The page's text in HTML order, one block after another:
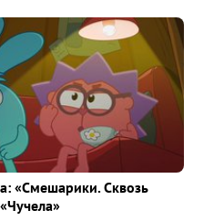
«Смешарики. Сквозь